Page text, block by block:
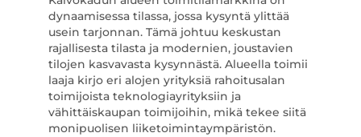
dynaamisessa tilassa, jossa kysyntä ylittää
usein tarjonnan. Tämä johtuu keskustan
rajallisesta tilasta ja modernien, joustavien
tilojen kasvavasta kysynnästä. Alueella toimii
laaja kirjo eri alojen yrityksiä rahoitusalan
toimijoista teknologiayrityksiin ja
vähittäiskaupan toimijoihin, mikä tekee siitä
monipuolisen liiketoimintaympäristön.